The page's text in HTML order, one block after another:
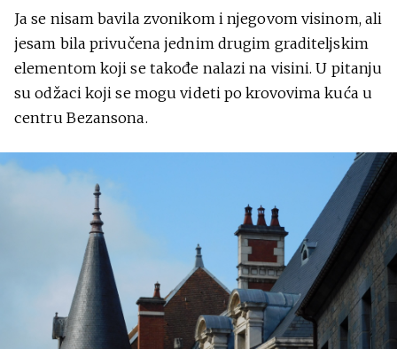
Ja se nisam bavila zvonikom i njegovom visinom, ali
jesam bila privučena jednim drugim graditeljskim
elementom koji se takođe nalazi na visini. U pitanju
su odžaci koji se mogu videti po krovovima kuća u
centru Bezansona.